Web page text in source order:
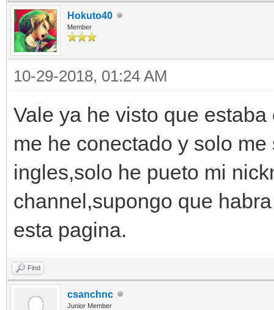
Hokuto40
Member
10-29-2018, 01:24 AM
Vale ya he visto que
me he conectado y solo
ingles,solo he pueto mi
channel,supongo que
esta pagina.
Find
csanchnc
Junior Member